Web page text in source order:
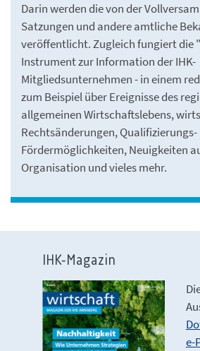
Darin werden die von der
Satzungen und andere amtliche
veröffentlicht. Zugleich fungiert die
Instrument zur Information der IHK-
Mitgliedsunternehmen - in einem
zum Beispiel über Ereignisse des
allgemeinen Wirtschaftslebens,
Rechtsänderungen, Qualifizierungs-
Fördermöglichkeiten, Neuigkeiten
Organisation und vieles mehr.
IHK-Magazin
e-